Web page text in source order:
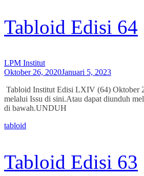
Tabloid Edisi 64
LPM Institut
Oktober 26, 2020Januari 5, 2023
Tabloid Institut Edisi LXIV (64) Oktober
melalui Issu di sini.Atau dapat diunduh
di bawah.UNDUH
tabloid
Tabloid Edisi 63